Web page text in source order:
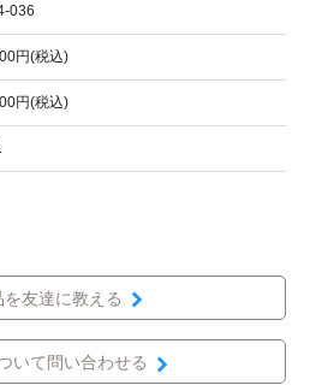
036
円(税込)
円(税込)
を友達に教える
いて問い合わせる